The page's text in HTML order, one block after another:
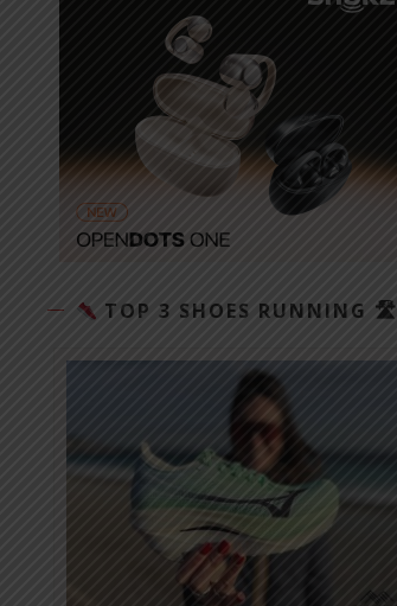
TOP 3 SHOES RUNNING 🛣